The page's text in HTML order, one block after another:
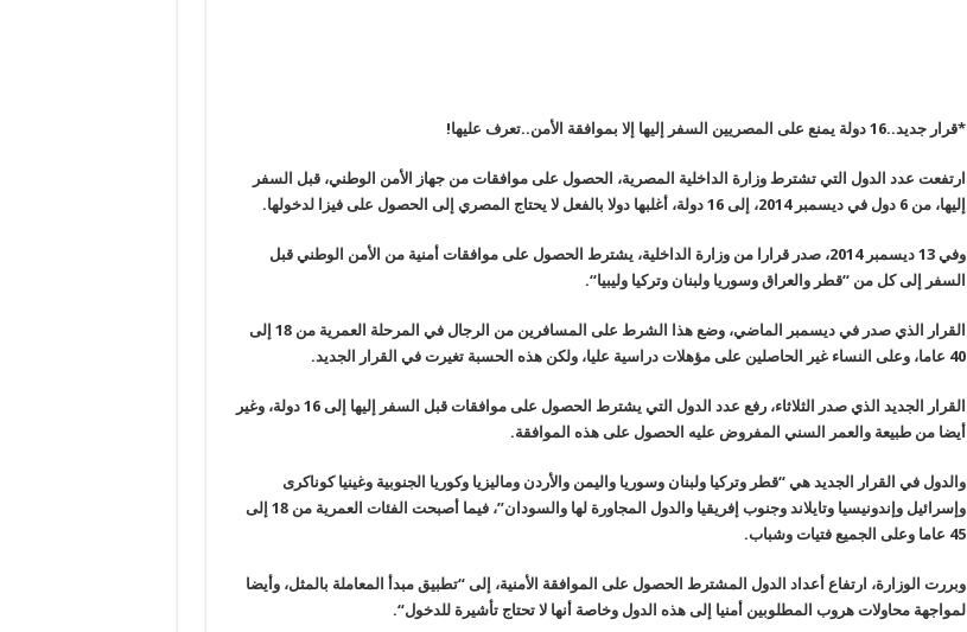
*قرار جديد..16 دولة يمنع على المصريين السفر إليها إلا بموافقة الأمن..تعرف عليها !
ارتفعت عدد الدول التي تشترط وزارة الداخلية المصرية، الحصول على موافقات من جهاز الأمن الوطني، قبل السفر
إليها، من 6 دول في ديسمبر 2014، إلى 16 دولة، أغلبها دولا بالفعل لا يحتاج المصري إلى الحصول على فيزا لدخولها
.
وفي 13 ديسمبر 2014، صدر قرارا من وزارة الداخلية، يشترط الحصول على موافقات أمنية من الأمن الوطني قبل
السفر إلى كل من “قطر والعراق وسوريا ولبنان وتركيا وليبيا“.
القرار الذي صدر في ديسمبر الماضي، وضع هذا الشرط على المسافرين من الرجال في المرحلة العمرية من 18 إلى
40 عاما، وعلى النساء غير الحاصلين على مؤهلات دراسية عليا، ولكن هذه الحسبة تغيرت في القرار الجديد
.
القرار الجديد الذي صدر الثلاثاء، رفع عدد الدول التي يشترط الحصول على موافقات قبل السفر إليها إلى 16 دولة، وغير
أيضا من طبيعة والعمر السني المفروض عليه الحصول على هذه الموافقة.
والدول في القرار الجديد هي “قطر وتركيا ولبنان وسوريا واليمن والأردن وماليزيا وكوريا الجنوبية وغينيا كوناكرى
وإسرائيل وإندونيسيا وتايلاند وجنوب إفريقيا والدول المجاورة لها والسودان”، فيما أصبحت الفئات العمرية من 18 إلى
45 عاما وعلى الجميع فتيات وشباب
.
وبررت الوزارة، ارتفاع أعداد الدول المشترط الحصول على الموافقة الأمنية، إلى “تطبيق مبدأ المعاملة بالمثل، وأيضا
لمواجهة محاولات هروب المطلوبين أمنيا إلى هذه الدول وخاصة أنها لا تحتاج تأشيرة للدخول“.